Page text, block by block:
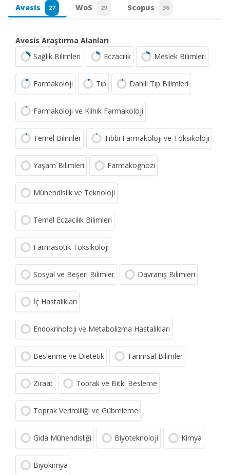
Avesis 27 WoS 29 Scopus 36
Avesis Araştırma Alanları
Sağlık Bilimleri
Eczacılık Meslek Bilimleri
Farmakoloji Tıp Dahili Tıp Bilimleri
Farmakoloji ve Klinik Farmakoloji
Temel Bilimler Tıbbi Farmakoloji ve Toksikoloji
Yaşam Bilimleri Farmakognozi
Mühendislik ve Teknoloji
Temel Eczacılık Bilimleri
Farmasötik Toksikoloji
Sosyal ve Beşeri Bilimler Davranış Bilimleri
İç Hastalıkları
Endokrinoloji ve Metabolizma Hastalıkları
Beslenme ve Dietetik Tarımsal Bilimler
Ziraat Toprak ve Bitki Besleme
Toprak Verimliliği ve Gübreleme
Gıda Mühendisliği Biyoteknoloji Kimya
Biyokimya